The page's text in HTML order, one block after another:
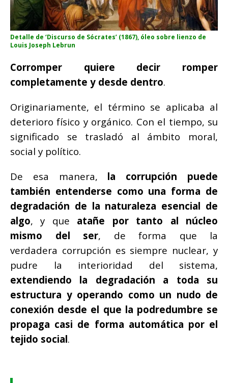
Detalle de ‘Discurso de Sócrates’ (1867), óleo sobre lienzo de
Louis Joseph Lebrun
Corromper quiere decir romper
completamente y desde dentro.
Originariamente, el término se aplicaba al
deterioro físico y orgánico. Con el tiempo, su
significado se trasladó al ámbito moral,
social y político.
De esa manera, la corrupción puede
también entenderse como una forma de
degradación de la naturaleza esencial de
algo, y que atañe por tanto al núcleo
mismo del ser, de forma que la
verdadera corrupción es siempre nuclear, y
pudre la interioridad del sistema,
extendiendo la degradación a toda su
estructura y operando como un nudo de
conexión desde el que la podredumbre se
propaga casi de forma automática por el
tejido social.